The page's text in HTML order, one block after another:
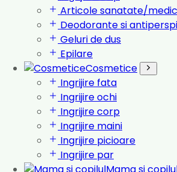
Articole sanatate/
Deodorante si
Geluri de dus
Epilare
Cosmetice
Ingrijire fata
Ingrijire ochi
Ingrijire corp
Ingrijire maini
Ingrijire picioare
Ingrijire par